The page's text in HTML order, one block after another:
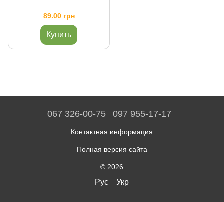
89.00 грн
Купить
067 326-00-75 097 955-17-17
Контактная информация
Полная версия сайта
© 2026
Рус Укр